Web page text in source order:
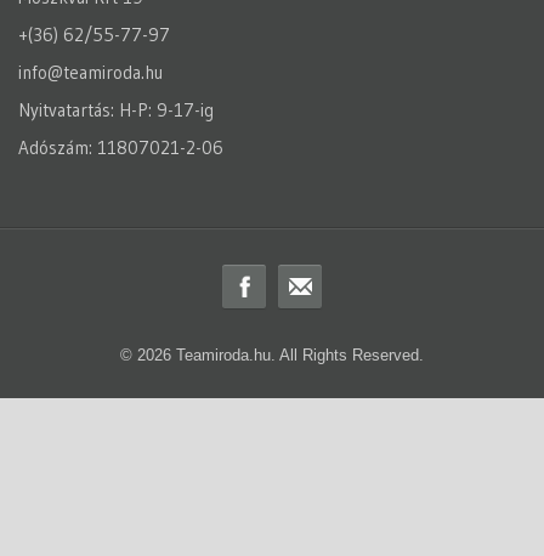
+(36) 62/55-77-97
info@teamiroda.hu
Nyitvatartás: H-P: 9-17-ig
Adószám: 11807021-2-06
© 2026 Teamiroda.hu. All Rights Reserved.